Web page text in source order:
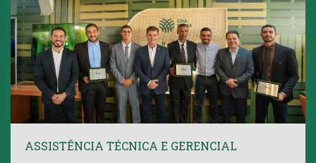
ASSISTÊNCIA TÉCNICA E GERENCIAL